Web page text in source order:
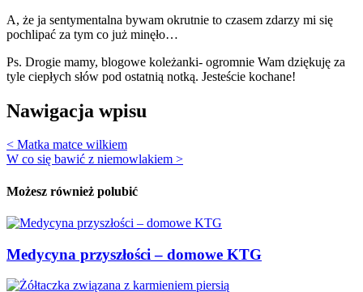
A, że ja sentymentalna bywam okrutnie to czasem zdarzy mi się
pochlipać za tym co już minęło…
Ps. Drogie mamy, blogowe koleżanki- ogromnie Wam dziękuję za
tyle ciepłych słów pod ostatnią notką. Jesteście kochane!
Nawigacja wpisu
< Matka matce wilkiem
W co się bawić z niemowlakiem >
Możesz również polubić
Medycyna przyszłości – domowe KTG